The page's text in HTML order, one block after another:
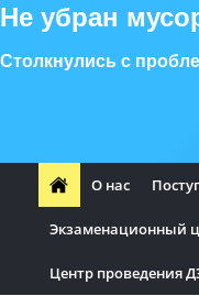
Не убран
Столкнулись с
О нас
Экзаменационный
Центр проведения